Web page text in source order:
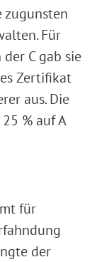
zugunsten
Für
C gab sie
Zertifikat
aus. Die
% auf A
für
der